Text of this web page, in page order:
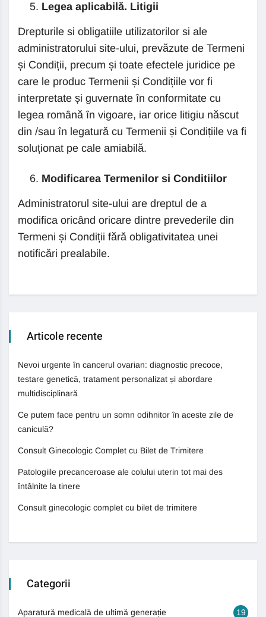
Legea aplicabilă. Litigii
Drepturile si obligatiile utilizatorilor si ale
administratorului site-ului, prevăzute de Termeni
și Condiții, precum și toate efectele juridice pe
care le produc Termenii și Condițiile vor fi
interpretate și guvernate în conformitate cu
legea română în vigoare, iar orice litigiu născut
din /sau în legatură cu Termenii și Condițiile va fi
soluționat pe cale amiabilă.
Modificarea Termenilor si Conditiilor
Administratorul site-ului are dreptul de a
modifica oricând oricare dintre prevederile din
Termeni și Condiții fără obligativitatea unei
notificări prealabile.
Articole recente
Nevoi urgente în cancerul ovarian: diagnostic precoce,
testare genetică, tratament personalizat și abordare
multidisciplinară
Ce putem face pentru un somn odihnitor în aceste zile de
caniculă?
Consult Ginecologic Complet cu Bilet de Trimitere
Patologiile precanceroase ale colului uterin tot mai des
întâlnite la tinere
Consult ginecologic complet cu bilet de trimitere
Categorii
Aparatură medicală de ultimă generație 19